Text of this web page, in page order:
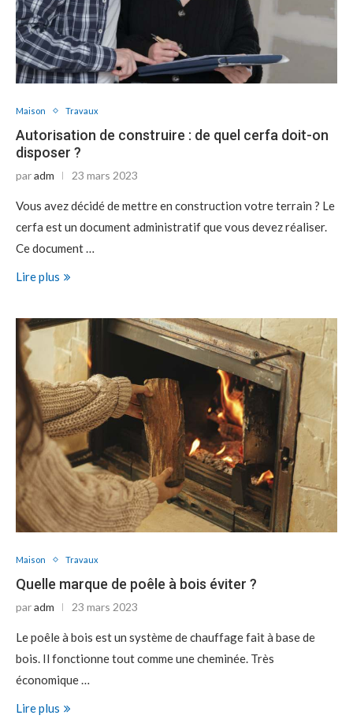
Maison Travaux
Autorisation de construire : de quel cerfa doit-on
disposer ?
paradm 23 mars 2023
Vous avez décidé de mettre en construction votre terrain ? Le
cerfa est un document administratif que vous devez réaliser.
Ce document …
Lire plus
Maison Travaux
Quelle marque de poêle à bois éviter ?
paradm 23 mars 2023
Le poêle à bois est un système de chauffage fait à base de
bois. Il fonctionne tout comme une cheminée. Très
économique …
Lire plus